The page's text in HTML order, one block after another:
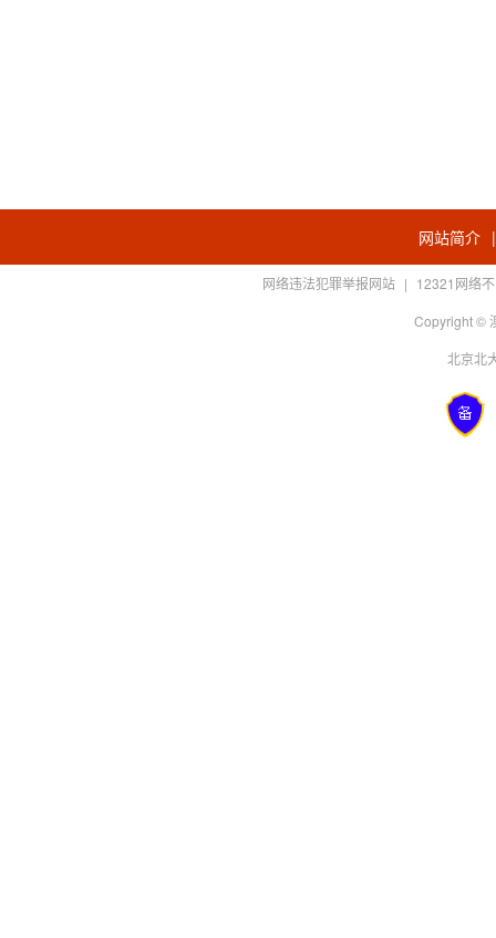
网站简介
网络违法犯罪举报网站 | 12321网络
Copyright ©
北京北